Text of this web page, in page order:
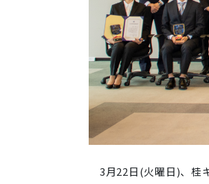
3月22日(火曜日)、桂